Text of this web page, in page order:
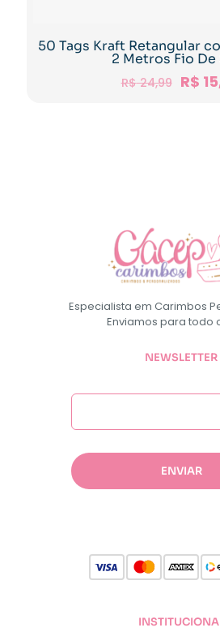
50 Tags Kraft Retangular
2 Metros Fio De
R$24,99 R$
Especialista em Carimbos
Enviamos para todo
NEWSLETTER